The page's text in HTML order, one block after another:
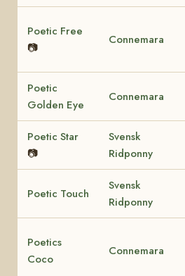
Poetic Free
📷
Connemara
Poetic
Golden Eye
Connemara
Poetic Star
📷
Svensk
Ridponny
Poetic Touch
Svensk
Ridponny
Poetics
Coco
Connemara